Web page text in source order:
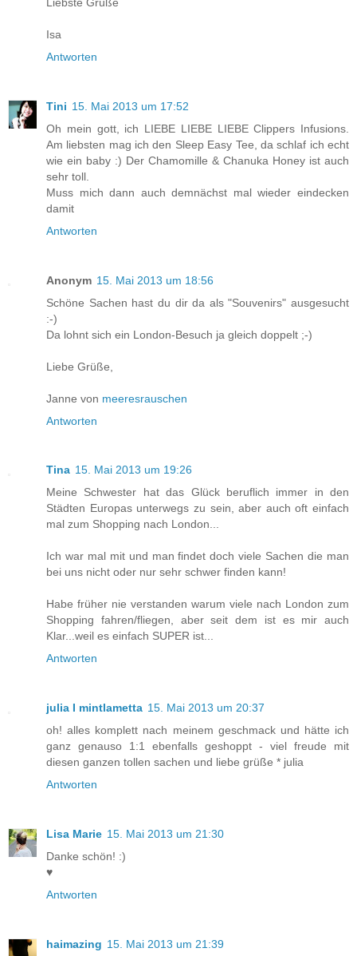
Isa
Antworten
Tini 15. Mai 2013 um 17:52
Oh mein gott, ich LIEBE LIEBE LIEBE Clippers Infusions.
Am liebsten mag ich den Sleep Easy Tee, da schlaf ich echt
wie ein baby :) Der Chamomille & Chanuka Honey ist auch
sehr toll.
Muss mich dann auch demnächst mal wieder eindecken
damit
Antworten
Anonym 15. Mai 2013 um 18:56
Schöne Sachen hast du dir da als "Souvenirs" ausgesucht
:-)
Da lohnt sich ein London-Besuch ja gleich doppelt ;-)
Liebe Grüße,
Janne von meeresrauschen
Antworten
Tina 15. Mai 2013 um 19:26
Meine Schwester hat das Glück beruflich immer in den
Städten Europas unterwegs zu sein, aber auch oft einfach
mal zum Shopping nach London...
Ich war mal mit und man findet doch viele Sachen die man
bei uns nicht oder nur sehr schwer finden kann!
Habe früher nie verstanden warum viele nach London zum
Shopping fahren/fliegen, aber seit dem ist es mir auch
Klar...weil es einfach SUPER ist...
Antworten
julia I mintlametta 15. Mai 2013 um 20:37
oh! alles komplett nach meinem geschmack und hätte ich
ganz genauso 1:1 ebenfalls geshoppt - viel freude mit
diesen ganzen tollen sachen und liebe grüße * julia
Antworten
Lisa Marie 15. Mai 2013 um 21:30
Danke schön! :)
♥
Antworten
haimazing 15. Mai 2013 um 21:39